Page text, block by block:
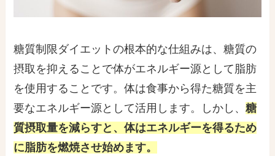
糖質制限ダイエットの根本的な仕組みは、糖質の
摂取を抑えることで体がエネルギー源として脂肪
を使用することです。体は食事から得た糖質を主
要なエネルギー源として活用します。しかし、糖
質摂取量を減らすと、体はエネルギーを得るため
に脂肪を燃焼させ始めます。